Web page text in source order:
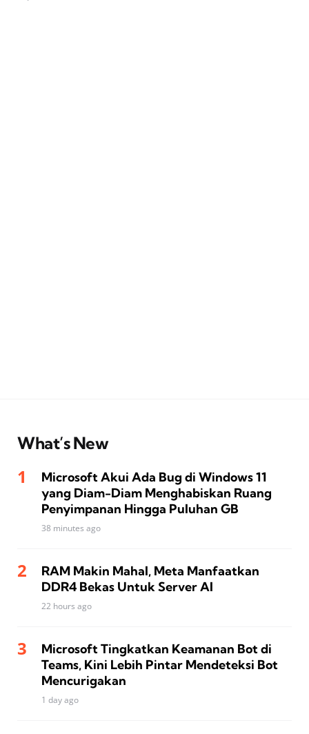
What’s New
Microsoft Akui Ada Bug di Windows 11
yang Diam-Diam Menghabiskan Ruang
Penyimpanan Hingga Puluhan GB
38 minutes ago
RAM Makin Mahal, Meta Manfaatkan
DDR4 Bekas Untuk Server AI
22 hours ago
Microsoft Tingkatkan Keamanan Bot di
Teams, Kini Lebih Pintar Mendeteksi Bot
Mencurigakan
1 day ago